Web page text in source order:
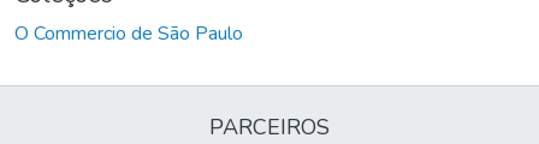
O Commercio de São Paulo
PARCEIROS